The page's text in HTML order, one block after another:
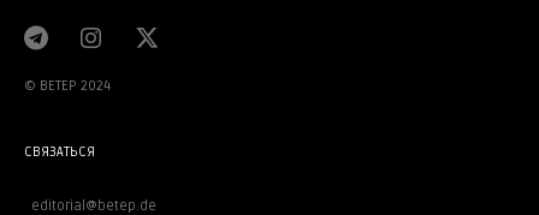
© BETEP 2024
СВЯЗАТЬСЯ
editorial@betep.de